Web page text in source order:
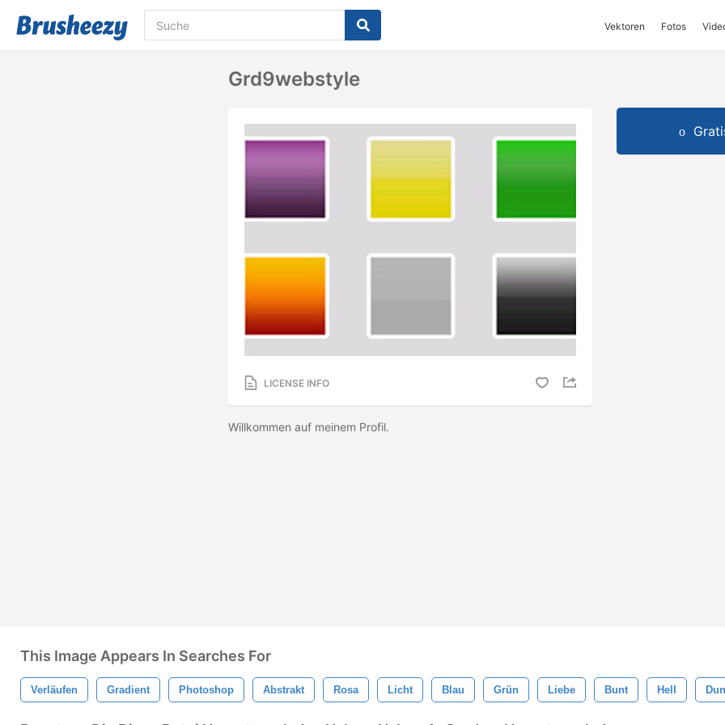
Vektoren Fotos
Grd9webstyle
LICENSE INFO
Willkommen auf meinem Profil.
This Image Appears In Searches For
Verläufen Gradient Photoshop Abstrakt Rosa Licht Blau Grün Liebe Bunt Hell